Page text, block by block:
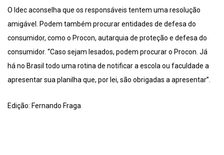
O Idec aconselha que os responsáveis tentem uma resolução
amigável. Podem também procurar entidades de defesa do
consumidor, como o Procon, autarquia de proteção e defesa do
consumidor. “Caso sejam lesados, podem procurar o Procon. Já
há no Brasil todo uma rotina de notificar a escola ou faculdade a
apresentar sua planilha que, por lei, são obrigadas a apresentar”.
Edição: Fernando Fraga